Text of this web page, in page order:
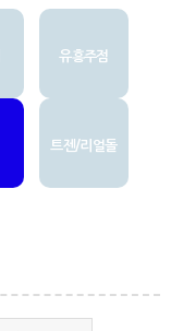
유흥주점
트젠/리얼돌